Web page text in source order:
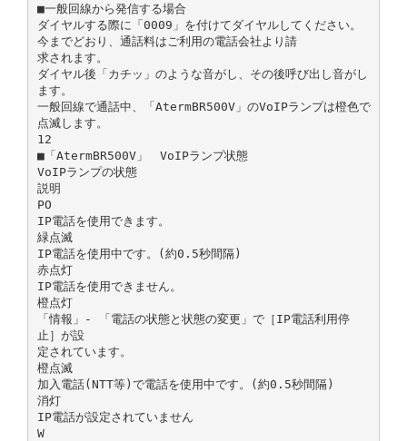
■一般回線から発信する場合
ダイヤルする際に「0009」を付けてダイヤルしてください。
今までどおり、通話料はご利用の電話会社より請
求されます。
ダイヤル後「カチッ」のような音がし、その後呼び出し音がし
ます。
一般回線で通話中、「AtermBR500V」のVoIPランプは橙色で
点滅します。
12
■「AtermBR500V」 VoIPランプ状態
VoIPランプの状態
説明
PO
IP電話を使用できます。
緑点滅
IP電話を使用中です。(約0.5秒間隔)
赤点灯
IP電話を使用できません。
橙点灯
「情報」- 「電話の状態と状態の変更」で［IP電話利用停
止］が設
定されています。
橙点滅
加入電話(NTT等)で電話を使用中です。(約0.5秒間隔)
消灯
IP電話が設定されていません
W